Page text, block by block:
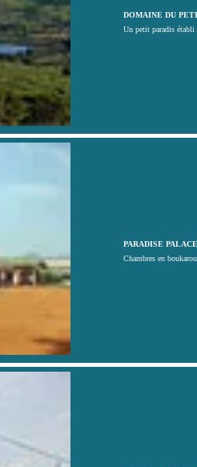
DOMAINE DU
Un petit paradis établi
PARADISE PALACE
Chambres en